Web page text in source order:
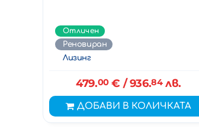
Отличен
Реновиран
Лизинг
479.00€ / 936.84лв.
ДОБАВИ В КОЛИЧКАТА